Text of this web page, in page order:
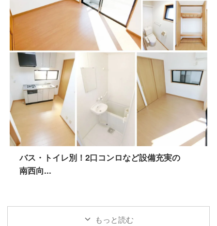
バス・トイレ別！2口コンロなど設備充実の
南西向...
もっと読む